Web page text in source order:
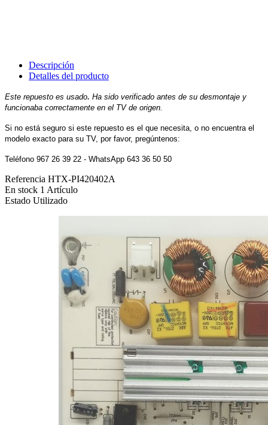
Descripción
Detalles del producto
Este repuesto es usado. Ha sido verificado antes de su desmontaje y
funcionaba correctamente en el TV de origen.
Si no está seguro si este repuesto es el que necesita, o no encuentra el
modelo exacto para su TV, por favor, pregúntenos:
Teléfono 967 26 39 22 - WhatsApp 643 36 50 50
Referencia HTX-PI420402A
En stock 1 Artículo
Estado Utilizado